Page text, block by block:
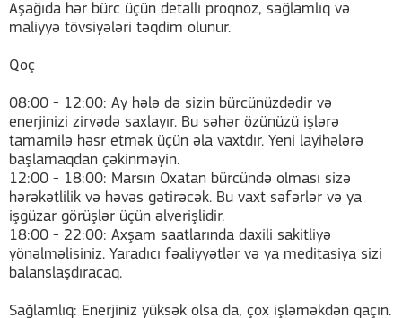
Aşağıda hər bürc üçün detallı proqnoz, sağlamlıq və
maliyyə tövsiyələri təqdim olunur.
Qoç
08:00 - 12:00: Ay hələ də sizin bürcünüzdədir və
enerjinizi zirvədə saxlayır. Bu səhər özünüzü işlərə
tamamilə həsr etmək üçün əla vaxtdır. Yeni layihələrə
başlamaqdan çəkinməyin.
12:00 - 18:00: Marsın Oxatan bürcündə olması sizə
hərəkətlilik və həvəs gətirəcək. Bu vaxt səfərlər və ya
işgüzar görüşlər üçün əlverişlidir.
18:00 - 22:00: Axşam saatlarında daxili sakitliyə
yönəlməlisiniz. Yaradıcı fəaliyyətlər və ya meditasiya sizi
balanslaşdıracaq.
Sağlamlıq: Enerjiniz yüksək olsa da, çox işləməkdən qaçın.